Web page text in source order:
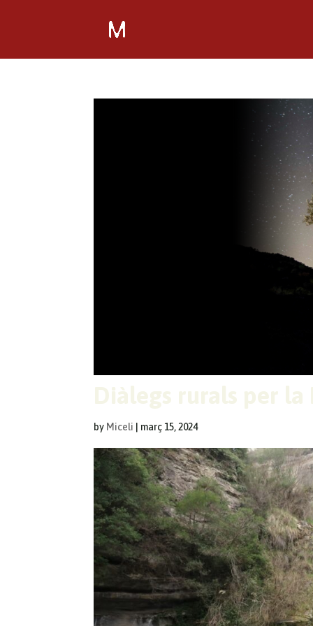
Diàlegs rurals per la
by Miceli març 15, 2024